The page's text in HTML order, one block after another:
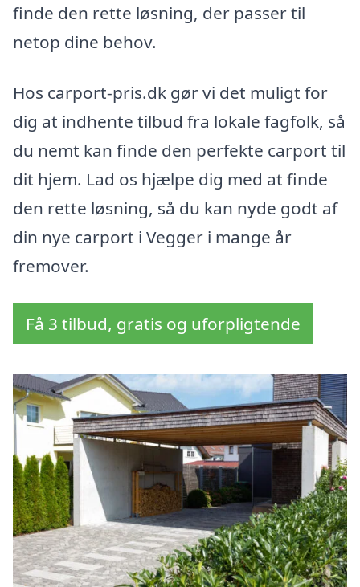
finde den rette løsning, der passer til
netop dine behov.
Hos carport-pris.dk gør vi det muligt for
dig at indhente tilbud fra lokale fagfolk, så
du nemt kan finde den perfekte carport til
dit hjem. Lad os hjælpe dig med at finde
den rette løsning, så du kan nyde godt af
din nye carport i Vegger i mange år
fremover.
Få 3 tilbud, gratis og uforpligtende